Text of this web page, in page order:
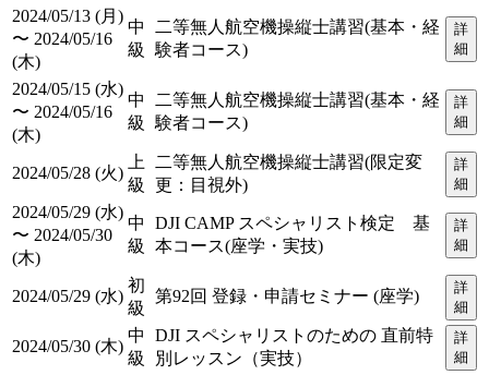
2024/05/13 (月)
〜 2024/05/16
(木)
中
級
二等無人航空機操縦士講習(基本・経
験者コース)
詳
細
2024/05/15 (水)
〜 2024/05/16
(木)
中
級
二等無人航空機操縦士講習(基本・経
験者コース)
詳
細
2024/05/28 (火)
上
級
二等無人航空機操縦士講習(限定変
更：目視外)
詳
細
2024/05/29 (水)
〜 2024/05/30
(木)
中
級
DJI CAMP スペシャリスト検定 基
本コース(座学・実技)
詳
細
2024/05/29 (水)
初
級
第92回 登録・申請セミナー (座学)
詳
細
2024/05/30 (木)
中
級
DJI スペシャリストのための 直前特
別レッスン（実技）
詳
細